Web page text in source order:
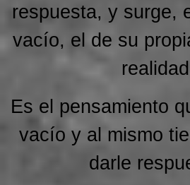
respuesta, y surge,
vacío, el de su
Es el pensamiento
vacío y al mismo
darle